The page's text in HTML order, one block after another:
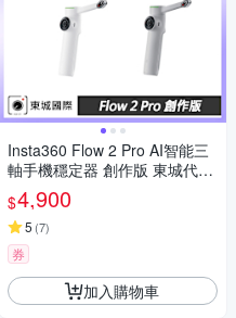
Insta360 Flow 2 Pro AI智能三
軸手機穩定器 創作版 東城代理
公司貨
$4,900
5 (7)
券
加入購物車